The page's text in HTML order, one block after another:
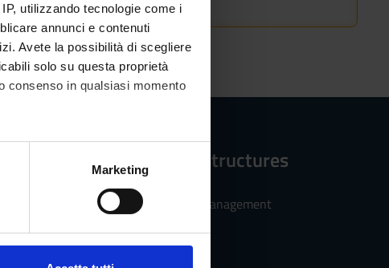
utilizzando tecnologie come i
annunci e contenuti
Avete la possibilità di scegliere
solo su questa proprietà
consenso in qualsiasi momento
qualche metro,Marketing
Reference structures
Department of Management